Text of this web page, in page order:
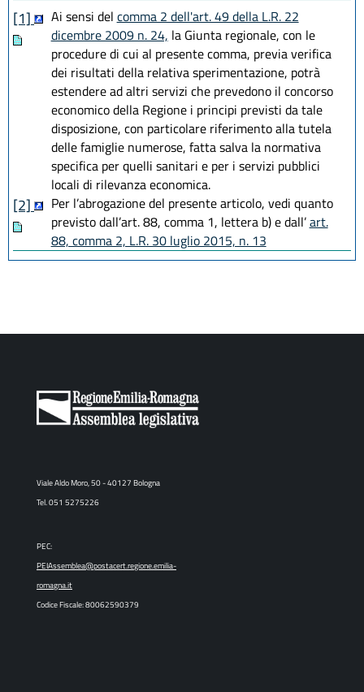
[1]
Ai sensi del comma 2 dell'art. 49 della L.R. 22
dicembre 2009 n. 24, la Giunta regionale, con le
procedure di cui al presente comma, previa verifica
dei risultati della relativa sperimentazione, potrà
estendere ad altri servizi che prevedono il concorso
economico della Regione i principi previsti da tale
disposizione, con particolare riferimento alla tutela
delle famiglie numerose, fatta salva la normativa
specifica per quelli sanitari e per i servizi pubblici
locali di rilevanza economica.
[2]
Per l’abrogazione del presente articolo, vedi quanto
previsto dall’art. 88, comma 1, lettera b) e dall’art.
88, comma 2, L.R. 30 luglio 2015, n. 13
Viale Aldo Moro, 50 - 40127 Bologna
Tel. 051 5275226
PEC:
PEIAssemblea@postacert.regione.emilia-
romagna.it
Codice Fiscale: 80062590379